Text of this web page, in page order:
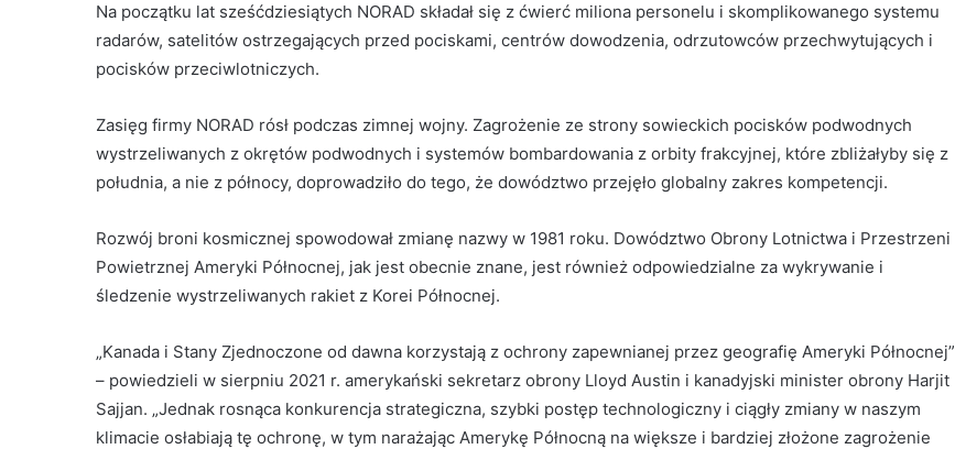
Na początku lat sześćdziesiątych NORAD składał się z ćwierć miliona personelu i skomplikowanego systemu
radarów, satelitów ostrzegających przed pociskami, centrów dowodzenia, odrzutowców przechwytujących i
pocisków przeciwlotniczych.
Zasięg firmy NORAD rósł podczas zimnej wojny. Zagrożenie ze strony sowieckich pocisków podwodnych
wystrzeliwanych z okrętów podwodnych i systemów bombardowania z orbity frakcyjnej, które zbliżałyby się z
południa, a nie z północy, doprowadziło do tego, że dowództwo przejęło globalny zakres kompetencji.
Rozwój broni kosmicznej spowodował zmianę nazwy w 1981 roku. Dowództwo Obrony Lotnictwa i Przestrzeni
Powietrznej Ameryki Północnej, jak jest obecnie znane, jest również odpowiedzialne za wykrywanie i
śledzenie wystrzeliwanych rakiet z Korei Północnej.
„Kanada i Stany Zjednoczone od dawna korzystają z ochrony zapewnianej przez geografię Ameryki Północnej”
– powiedzieli w sierpniu 2021 r. amerykański sekretarz obrony Lloyd Austin i kanadyjski minister obrony Harjit
Sajjan. „Jednak rosnąca konkurencja strategiczna, szybki postęp technologiczny i ciągły zmiany w naszym
klimacie osłabiają tę ochronę, w tym narażając Amerykę Północną na większe i bardziej złożone zagrożenie